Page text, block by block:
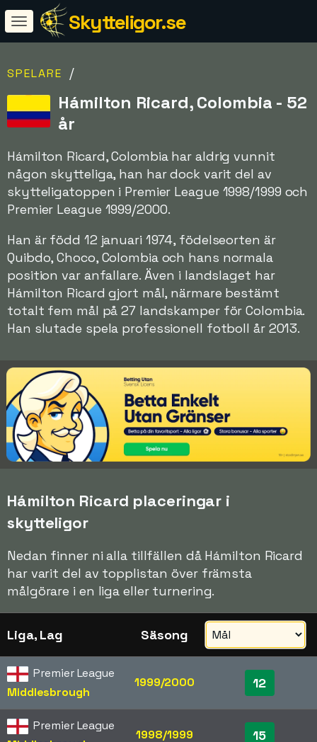
Skytteligor.se
SPELARE /
Hámilton Ricard, Colombia - 52
år
Hámilton Ricard, Colombia har aldrig vunnit
någon skytteliga, han har dock varit del av
skytteligatoppen i Premier League 1998/1999 och
Premier League 1999/2000.
Han är född 12 januari 1974, födelseorten är
Quibdo, Choco, Colombia och hans normala
position var anfallare. Även i landslaget har
Hámilton Ricard gjort mål, närmare bestämt
totalt fem mål på 27 landskamper för Colombia.
Han slutade spela professionell fotboll år 2013.
Hámilton Ricard placeringar i
skytteligor
Nedan finner ni alla tillfällen då Hámilton Ricard
har varit del av topplistan över främsta
målgörare i en liga eller turnering.
Liga, Lag Säsong
Premier League
Middlesbrough
1999/2000 12
Premier League
1998/1999 15